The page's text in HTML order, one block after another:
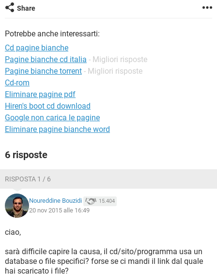
http://127.0.0.1:1501/sommario.htm
prelevato pero' il programma anziche' parole e numeri usa
codici errati e senza senso, cioe' questi qui sotto in foto.
Ma allora come mai il programma funziona male ?
Cosa devo fare per prelevarlo meglio ?
Il programma si chiama "PAGINE BIANCHE 2005/2006" e
dovrebbe essere in formato CD.
Ecco come appare sbagliato il programma:
Share
Potrebbe anche interessarti:
Cd pagine bianche
Pagine bianche cd italia - Migliori risposte
Pagine bianche torrent - Migliori risposte
Cd-rom
Eliminare pagine pdf
Hiren's boot cd download
Google non carica le pagine
Eliminare pagine bianche word
6 risposte
RISPOSTA 1 / 6
Noureddine Bouzidi 15.404
20 nov 2015 alle 16:49
ciao,
sarà difficile capire la causa, il cd/sito/programma usa un
database o file specifici? forse se ci mandi il link dal quale
hai scaricato i file?